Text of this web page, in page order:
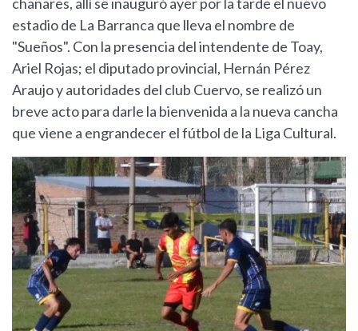
chañares, allí se inauguró ayer por la tarde el nuevo
estadio de La Barranca que lleva el nombre de
"Sueños". Con la presencia del intendente de Toay,
Ariel Rojas; el diputado provincial, Hernán Pérez
Araujo y autoridades del club Cuervo, se realizó un
breve acto para darle la bienvenida a la nueva cancha
que viene a engrandecer el fútbol de la Liga Cultural.